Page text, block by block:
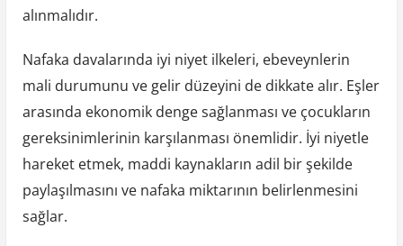
alınmalıdır.
Nafaka davalarında iyi niyet ilkeleri, ebeveynlerin
mali durumunu ve gelir düzeyini de dikkate alır. Eşler
arasında ekonomik denge sağlanması ve çocukların
gereksinimlerinin karşılanması önemlidir. İyi niyetle
hareket etmek, maddi kaynakların adil bir şekilde
paylaşılmasını ve nafaka miktarının belirlenmesini
sağlar.